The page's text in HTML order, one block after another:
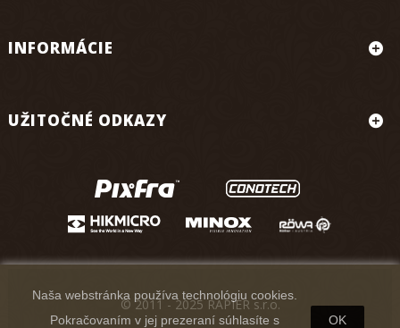
INFORMÁCIE
UŽITOČNÉ ODKAZY
Naša webstránka používa technológiu cookies.
Pokračovaním v jej prezeraní súhlasíte s
OK
© 2011 - 2025 RAPIER s.r.o.